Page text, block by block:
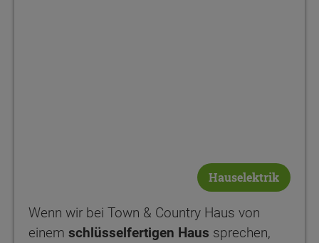
Hauselektrik
Wenn wir bei Town & Country Haus von
einem schlüsselfertigen Haus sprechen,